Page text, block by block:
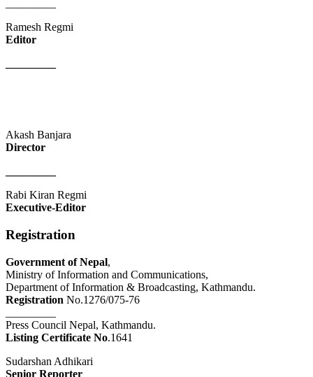
Ramesh Regmi
Editor
Akash Banjara
Director
Rabi Kiran Regmi
Executive-Editor
Registration
Government of Nepal,
Ministry of Information and Communications,
Department of Information & Broadcasting, Kathmandu.
Registration No.1276/075-76
Press Council Nepal, Kathmandu.
Listing Certificate No.1641
Sudarshan Adhikari
Senior Reporter